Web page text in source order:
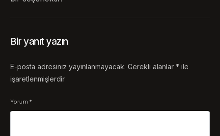
Bir yanıt yazın
E-posta adresiniz yayınlanmayacak. Gerekli alanlar* ile
işaretlenmişlerdir
Yorum*